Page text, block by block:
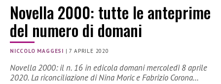
Novella 2000: tutte le anteprime
del numero di domani
NICCOLO MAGGESI |7 APRILE 2020
Novella 2000: il n. 16 in edicola domani mercoledì 8 aprile
2020. La riconciliazione di Nina Moric e Fabrizio Corona…